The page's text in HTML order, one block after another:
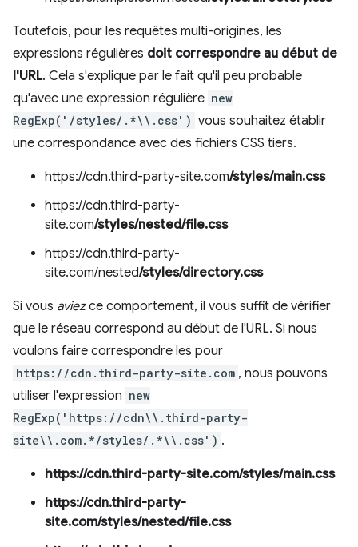
Toutefois, pour les requêtes multi-origines, les
expressions régulières doit correspondre au début de
l'URL. Cela s'explique par le fait qu'il peu probable
qu'avec une expression régulière new
RegExp('/styles/.*\\.css') vous souhaitez établir
une correspondance avec des fichiers CSS tiers.
https://cdn.third-party-site.com/styles/main.css
https://cdn.third-party-
site.com/styles/nested/file.css
https://cdn.third-party-
site.com/nested/styles/directory.css
Si vous aviezce comportement, il vous suffit de vérifier
que le réseau correspond au début de l'URL. Si nous
voulons faire correspondre les pour
https://cdn.third-party-site.com , nous pouvons
utiliser l'expression new
RegExp('https://cdn\\.third-party-
site\\.com.*/styles/.*\\.css') .
https://cdn.third-party-site.com/styles/main.css
https://cdn.third-party-
site.com/styles/nested/file.css